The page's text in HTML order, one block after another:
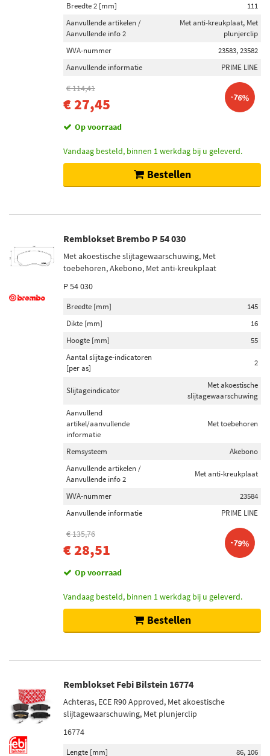
Breedte 2 [mm]
111
Aanvullende artikelen /
Aanvullende info 2
Met anti-kreukplaat, Met
plunjerclip
WVA-nummer
23583, 23582
Aanvullende informatie
PRIME LINE
€ 114,41
€ 27,45 -76%
Op voorraad
Vandaag besteld, binnen 1 werkdag bij u geleverd.
Bestellen
Remblokset Brembo P 54 030
Met akoestische slijtagewaarschuwing, Met
toebehoren, Akebono, Met anti-kreukplaat
P 54 030
Breedte [mm]
145
Dikte [mm]
16
Hoogte [mm]
55
Aantal slijtage-indicatoren
[per as]
2
Slijtageindicator
Met akoestische
slijtagewaarschuwing
Aanvullend
artikel/aanvullende
informatie
Met toebehoren
Remsysteem
Akebono
Aanvullende artikelen /
Aanvullende info 2
Met anti-kreukplaat
WVA-nummer
23584
Aanvullende informatie
PRIME LINE
€ 135,76
€ 28,51 -79%
Op voorraad
Vandaag besteld, binnen 1 werkdag bij u geleverd.
Bestellen
Remblokset Febi Bilstein 16774
Achteras, ECE R90 Approved, Met akoestische
slijtagewaarschuwing, Met plunjerclip
16774
Lengte [mm] 86, 106